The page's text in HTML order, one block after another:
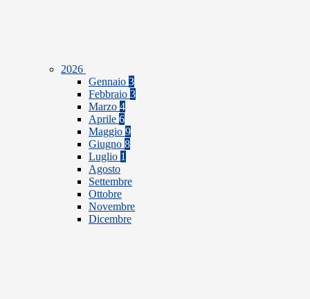
2026
Gennaio 3
Febbraio 3
Marzo 4
Aprile 6
Maggio 9
Giugno 8
Luglio 1
Agosto
Settembre
Ottobre
Novembre
Dicembre